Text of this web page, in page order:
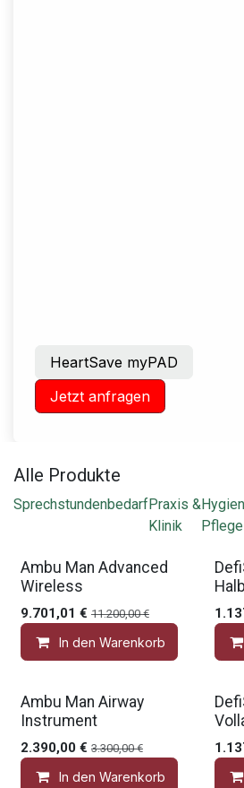
HeartSave myPAD
Jetzt anfragen
Alle Produkte
SprechstundenbedarfPraxis &
Klinik
Pflege
Gratis Zubehör
Ambu Man Advanced
Wireless
9.701,01 € 11.200,00€
In den Warenkorb
Gratis Zubehör
Ambu Man Airway
Instrument
2.390,00 € 3.300,00€
In den Warenkorb